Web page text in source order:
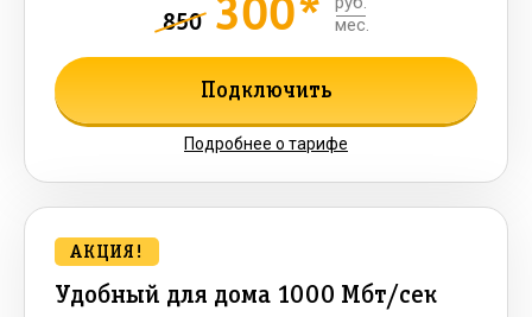
850 300*
мес.
Подключить
Подробнее о тарифе
Удобный для дома 1000 Мбт/сек
АКЦИЯ!